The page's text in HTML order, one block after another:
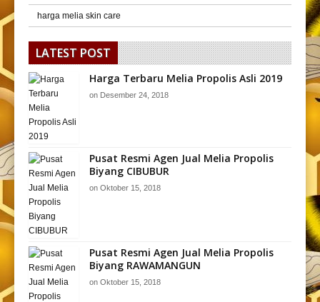
harga melia skin care
LATEST POST
Harga Terbaru Melia Propolis Asli 2019
on Desember 24, 2018
Pusat Resmi Agen Jual Melia Propolis
Biyang CIBUBUR
on Oktober 15, 2018
Pusat Resmi Agen Jual Melia Propolis
Biyang RAWAMANGUN
on Oktober 15, 2018